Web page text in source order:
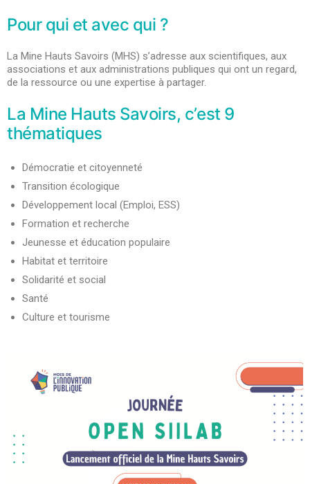
Pour qui et avec qui ?
La Mine Hauts Savoirs (MHS) s’adresse aux scientifiques, aux
associations et aux administrations publiques qui ont un regard,
de la ressource ou une expertise à partager.
La Mine Hauts Savoirs, c’est 9
thématiques
Démocratie et citoyenneté
Transition écologique
Développement local (Emploi, ESS)
Formation et recherche
Jeunesse et éducation populaire
Habitat et territoire
Solidarité et social
Santé
Culture et tourisme